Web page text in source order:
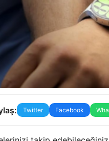
Twitter Facebook